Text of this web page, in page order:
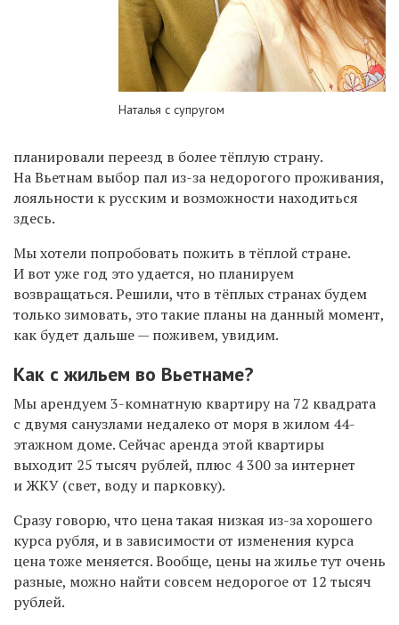
Наталья с супругом
планировали переезд в более тёплую страну.
На Вьетнам выбор пал из-за недорогого проживания,
лояльности к русским и возможности находиться
здесь.
Мы хотели попробовать пожить в тёплой стране.
И вот уже год это удается, но планируем
возвращаться. Решили, что в тёплых странах будем
только зимовать, это такие планы на данный момент,
как будет дальше — поживем, увидим.
Как с жильем во Вьетнаме?
Мы арендуем 3-комнатную квартиру на 72 квадрата
с двумя санузлами недалеко от моря в жилом 44-
этажном доме. Сейчас аренда этой квартиры
выходит 25 тысяч рублей, плюс 4 300 за интернет
и ЖКУ (свет, воду и парковку).
Сразу говорю, что цена такая низкая из-за хорошего
курса рубля, и в зависимости от изменения курса
цена тоже меняется. Вообще, цены на жилье тут очень
разные, можно найти совсем недорогое от 12 тысяч
рублей.